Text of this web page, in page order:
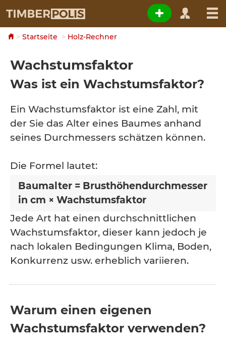
Startseite Holz-Rechner
Wachstumsfaktor
Was ist ein Wachstumsfaktor?
Ein Wachstumsfaktor ist eine Zahl, mit
der Sie das Alter eines Baumes anhand
seines Durchmessers schätzen können.
Die Formel lautet:
Baumalter = Brusthöhendurchmesser
in cm × Wachstumsfaktor
Jede Art hat einen durchschnittlichen
Wachstumsfaktor, dieser kann jedoch je
nach lokalen Bedingungen Klima, Boden,
Konkurrenz usw. erheblich variieren.
Warum einen eigenen
Wachstumsfaktor verwenden?